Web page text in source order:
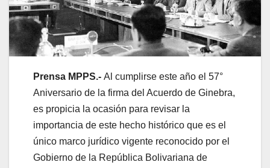
Prensa MPPS.- Al cumplirse este año el 57°
Aniversario de la firma del Acuerdo de Ginebra,
es propicia la ocasión para revisar la
importancia de este hecho histórico que es el
único marco jurídico vigente reconocido por el
Gobierno de la República Bolivariana de